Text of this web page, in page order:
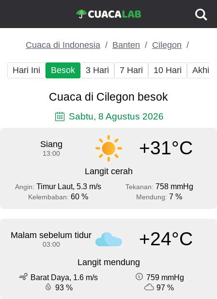
Cuaca di Indonesia Banten Cilegon
Hari Ini Besok 3 Hari 7 Hari 10 Hari Akhir
Cuaca di Cilegon besok
Sabtu, 8 Agustus 2026
Siang
13:00 +31°C
Langit cerah
Angin: Timur Laut, 5.3 m/s Tekanan: 758 mmHg
Kelembaban: 60 % Mendung: 7 %
Malam sebelum tidur
03:00 +24°C
Langit mendung
Barat Daya, 1.6 m/s
759 mmHg
93 %
97 %